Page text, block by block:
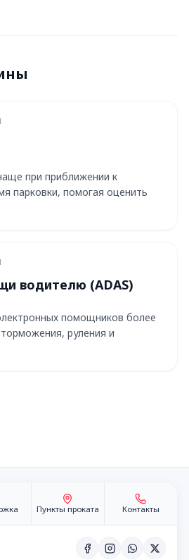
при приближении к
парковки, помогая оценить
водителю (ADAS)
помощников более
руления и
Пункты проката Контакты